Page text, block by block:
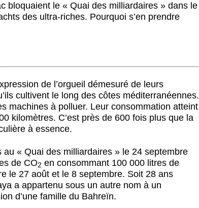
bloquaient le « Quai des milliardaires » dans le
des ultra-riches. Pourquoi s’en prendre
de l’orgueil démesuré de leurs
cultivent le long des côtes méditerranéennes.
machines à polluer. Leur consommation atteint
kilomètres. C’est près de 600 fois plus que la
à essence.
« Quai des milliardaires » le 24 septembre
de CO2 en consommant 100 000 litres de
le 27 août et le 8 septembre. Soit 28 ans
a appartenu sous un autre nom à un
d’une famille du Bahreïn.